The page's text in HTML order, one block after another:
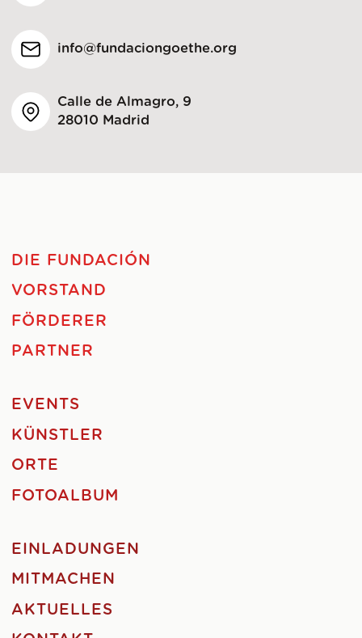
info@fundaciongoethe.org
Calle de Almagro, 9
28010 Madrid
DIE FUNDACIÓN
VORSTAND
FÖRDERER
PARTNER
EVENTS
KÜNSTLER
ORTE
FOTOALBUM
EINLADUNGEN
MITMACHEN
AKTUELLES